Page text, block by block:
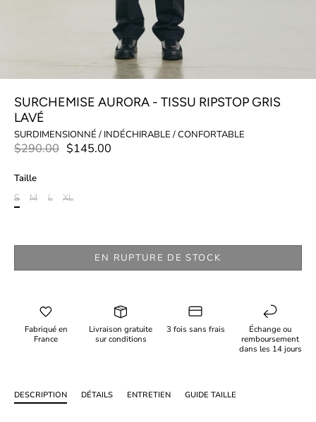
SURCHEMISE AURORA - TISSU RIPSTOP GRIS
LAVÉ
SURDIMENSIONNÉ / INDÉCHIRABLE / CONFORTABLE
$290.00 $145.00
Taille
S
M L XL
EN RUPTURE DE STOCK
Fabriqué en
France
Livraison gratuite
sur conditions
3 fois sans frais
Échange ou
remboursement
dans les 14 jours
DESCRIPTION DÉTAILS ENTRETIEN GUIDE TAILLE